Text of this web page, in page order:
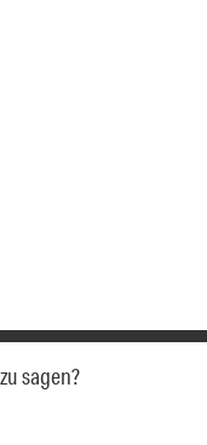
sagen?